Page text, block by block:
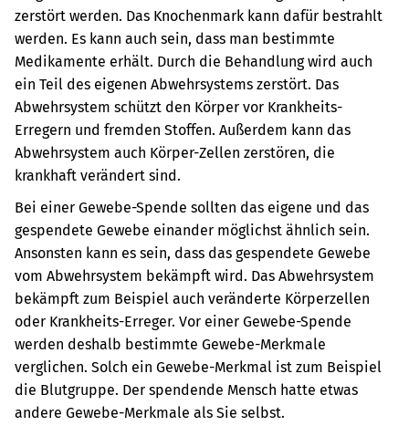
zerstört werden. Das Knochenmark kann dafür bestrahlt
werden. Es kann auch sein, dass man bestimmte
Medikamente erhält. Durch die Behandlung wird auch
ein Teil des eigenen Abwehrsystems zerstört. Das
Abwehrsystem schützt den Körper vor Krankheits-
Erregern und fremden Stoffen. Außerdem kann das
Abwehrsystem auch Körper-Zellen zerstören, die
krankhaft verändert sind.
Bei einer Gewebe-Spende sollten das eigene und das
gespendete Gewebe einander möglichst ähnlich sein.
Ansonsten kann es sein, dass das gespendete Gewebe
vom Abwehrsystem bekämpft wird. Das Abwehrsystem
bekämpft zum Beispiel auch veränderte Körperzellen
oder Krankheits-Erreger. Vor einer Gewebe-Spende
werden deshalb bestimmte Gewebe-Merkmale
verglichen. Solch ein Gewebe-Merkmal ist zum Beispiel
die Blutgruppe. Der spendende Mensch hatte etwas
andere Gewebe-Merkmale als Sie selbst.